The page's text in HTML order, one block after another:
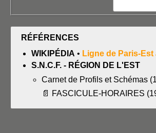
RÉFÉRENCES
WIKIPÉDIA • Ligne de Paris-
S.N.C.F. - RÉGION DE L'EST
Carnet de Profils et Schémas
📄 FASCICULE-HORAIRES